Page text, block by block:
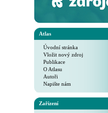
Atlas
Úvodní stránka
Vložit nový zdroj
Publikace
O Atlasu
Autoři
Napište nám
Zařízení